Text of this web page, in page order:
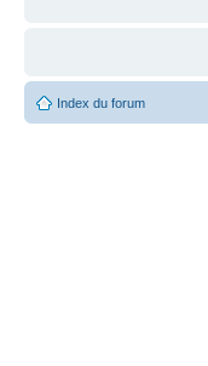
Index du forum